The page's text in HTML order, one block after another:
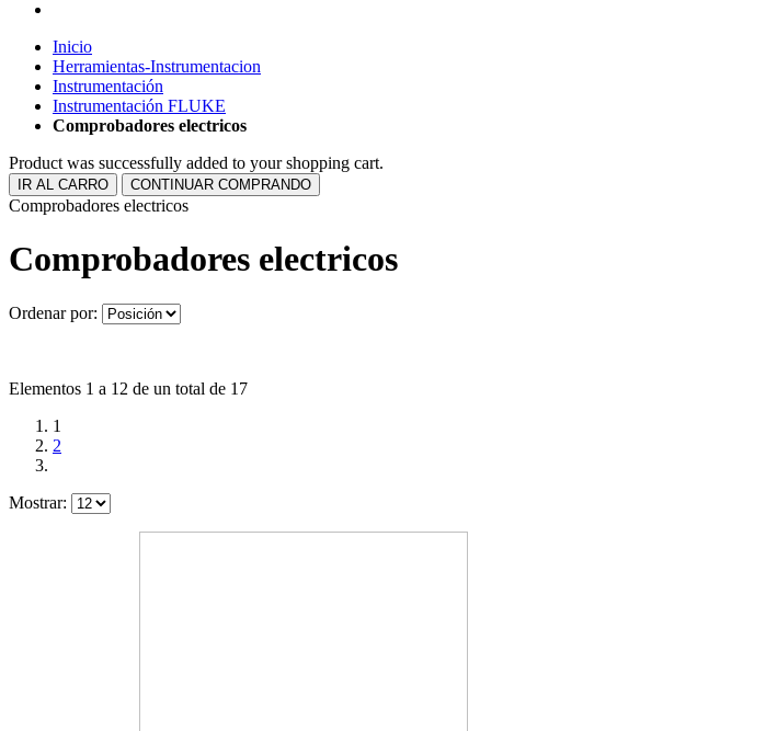
Inicio
Herramientas-Instrumentacion
Instrumentación
Instrumentación FLUKE
Comprobadores electricos
Product was successfully added to your shopping cart.
IR AL CARRO CONTINUAR COMPRANDO
Comprobadores electricos
Comprobadores electricos
Ordenar por:
Elementos 1 a 12 de un total de 17
1
2
Mostrar: